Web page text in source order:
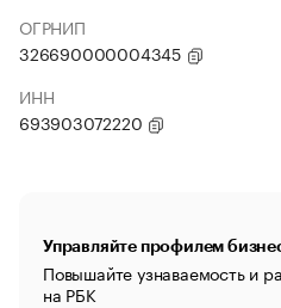
ОГРНИП
326690000004345
ИНН
693903072220
Управляйте профилем
Повышайте узнаваемость и
на РБК